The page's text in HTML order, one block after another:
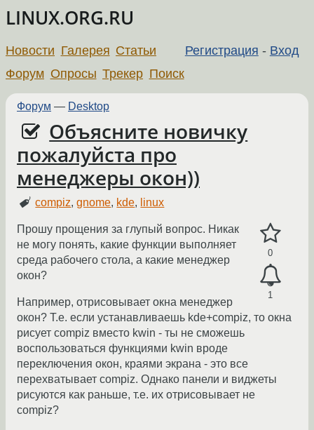
LINUX.ORG.RU
Регистрация - Вход
Новости Галерея Статьи
Форум Опросы Трекер Поиск
Форум — Desktop
Объясните новичку
пожалуйста про
менеджеры окон))
compiz,gnome, kde, linux
0
1
Прошу прощения за глупый вопрос. Никак
не могу понять, какие функции выполняет
среда рабочего стола, а какие менеджер
окон?
Например, отрисовывает окна менеджер
окон? Т.е. если устанавливаешь kde+compiz, то окна
рисует compiz вместо kwin - ты не сможешь
воспользоваться функциями kwin вроде
переключения окон, краями экрана - это все
перехватывает compiz. Однако панели и виджеты
рисуются как раньше, т.е. их отрисовывает не
compiz?